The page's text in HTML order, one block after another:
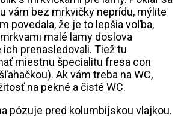
vám bez mrkvičky neprídu, mýlite
povedala, že je to lepšia voľba,
malé lamy doslova
ich prenasledovali. Tiež tu
miestnu špecialitu fresa con
Ak vám treba na WC,
na pekné a čisté WC.